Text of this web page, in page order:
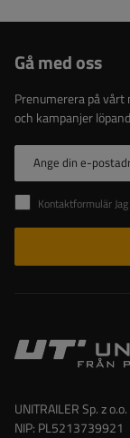
Gå med oss
Prenumerera på
och kampanjer
Ange din e-
Kontaktformulär Jag samtycker till att
UNITRAILER Sp. z o.o.
NIP: PL5213739921